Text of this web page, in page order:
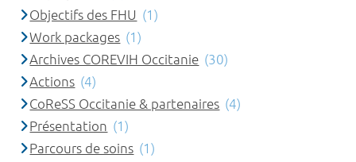
Objectifs des FHU (1)
Work packages (1)
Archives COREVIH Occitanie (30)
Actions (4)
CoReSS Occitanie & partenaires (4)
Présentation (1)
Parcours de soins (1)